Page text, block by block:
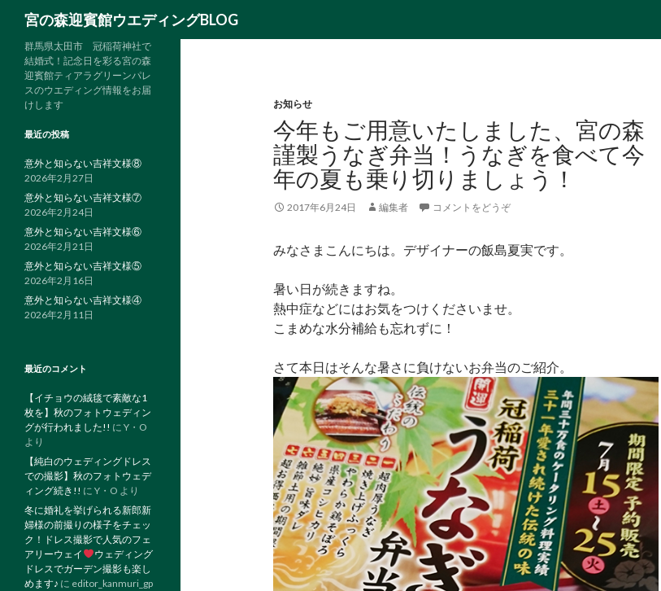
宮の森迎賓館ウエディングBLOG
お知らせ
今年もご用意いたしました、宮の森
謹製うなぎ弁当！うなぎを食べて今
年の夏も乗り切りましょう！
2017年6月24日 編集者 コメントをどうぞ
みなさまこんにちは。デザイナーの飯島夏実です。
暑い日が続きますね。
熱中症などにはお気をつけくださいませ。
こまめな水分補給も忘れずに！
さて本日はそんな暑さに負けないお弁当のご紹介。
群馬県太田市 冠稲荷神社で
結婚式！記念日を彩る宮の森
迎賓館ティアラグリーンパレ
スのウエディング情報をお届
けします
最近の投稿
意外と知らない吉祥文様⑧
2026年2月27日
意外と知らない吉祥文様⑦
2026年2月24日
意外と知らない吉祥文様⑥
2026年2月21日
意外と知らない吉祥文様⑤
2026年2月16日
意外と知らない吉祥文様④
2026年2月11日
最近のコメント
【イチョウの絨毯で素敵な1
枚を】秋のフォトウェディン
グが行われました!! に Y・O
より
【純白のウェディングドレス
での撮影】秋のフォトウェデ
ィング続き!! に Y・O より
冬に婚礼を挙げられる新郎新
婦様の前撮りの様子をチェッ
ク！ドレス撮影で人気のフェ
アリーウェイ
ウェディング
ドレスでガーデン撮影も楽し
めます♪ に editor_kanmuri_gp